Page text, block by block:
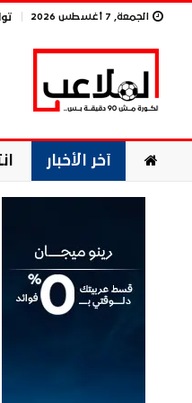
الجمعة, 7 أغسطس 2026
آخر الأخبار